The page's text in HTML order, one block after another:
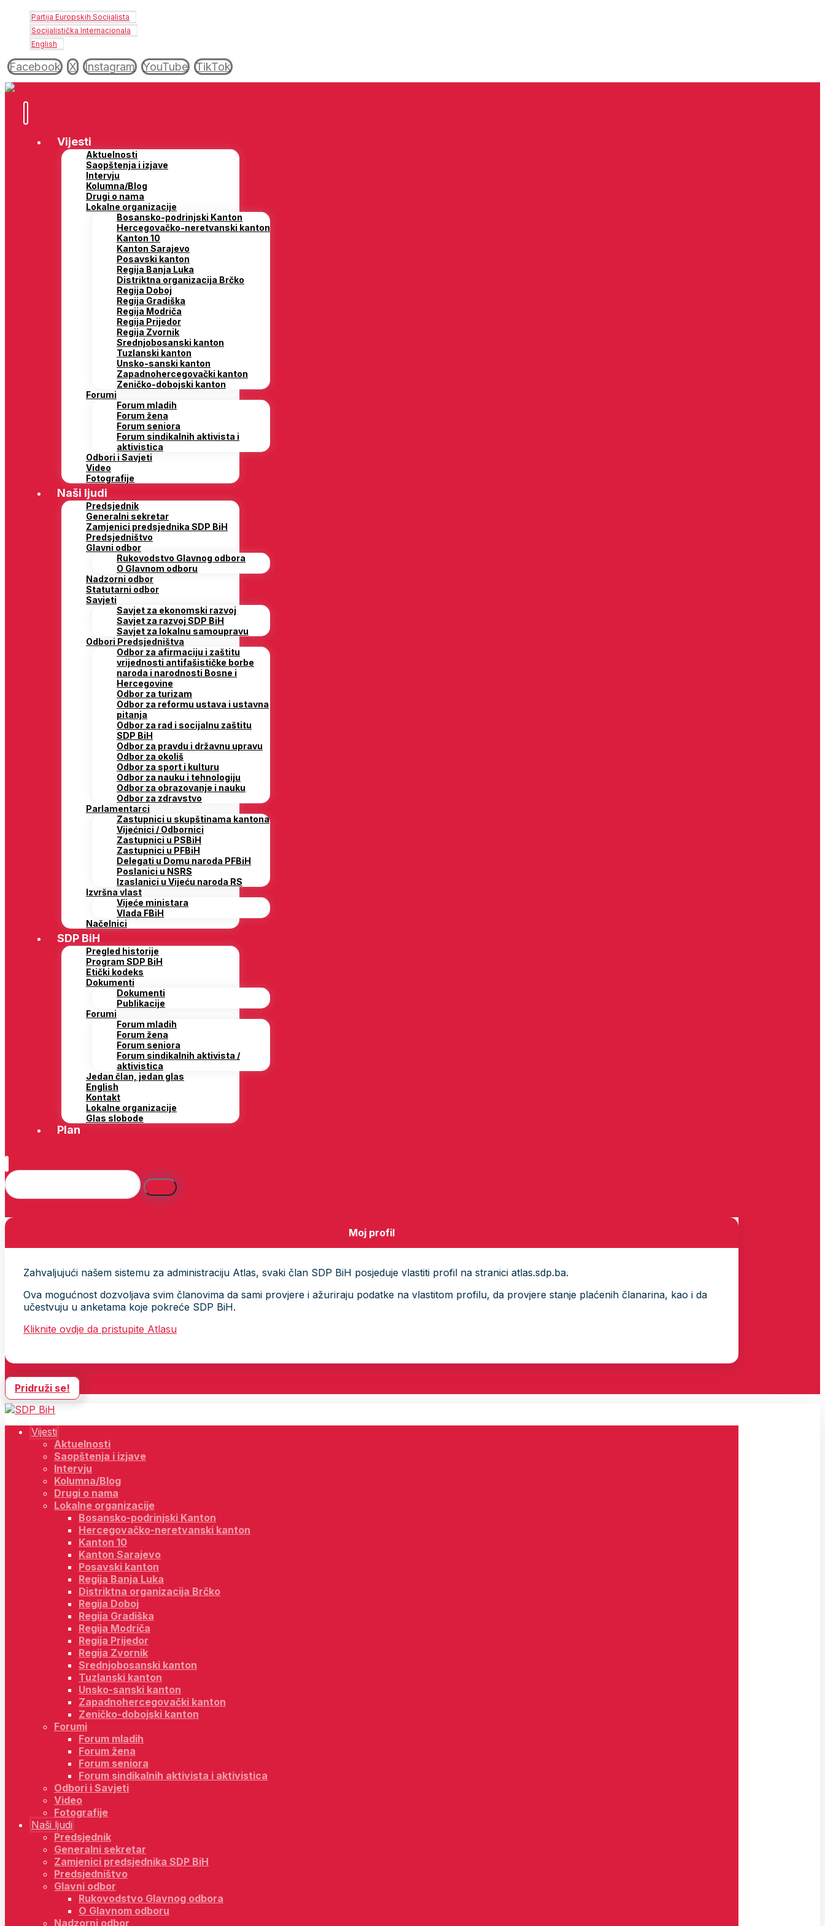
Partija Europskih Socijalista
Socijalistička Internacionala
English
Facebook X Instagram YouTube TikTok
Vijesti
Aktuelnosti
Saopštenja i izjave
Intervju
Kolumna/Blog
Drugi o nama
Lokalne organizacije
Bosansko-podrinjski Kanton
Hercegovačko-neretvanski kanton
Kanton 10
Kanton Sarajevo
Posavski kanton
Regija Banja Luka
Distriktna organizacija Brčko
Regija Doboj
Regija Gradiška
Regija Modriča
Regija Prijedor
Regija Zvornik
Srednjobosanski kanton
Tuzlanski kanton
Unsko-sanski kanton
Zapadnohercegovački kanton
Zeničko-dobojski kanton
Forumi
Forum mladih
Forum žena
Forum seniora
Forum sindikalnih aktivista i
aktivistica
Odbori i Savjeti
Video
Fotografije
Naši ljudi
Predsjednik
Generalni sekretar
Zamjenici predsjednika SDP BiH
Predsjedništvo
Glavni odbor
Rukovodstvo Glavnog odbora
O Glavnom odboru
Nadzorni odbor
Statutarni odbor
Savjeti
Savjet za ekonomski razvoj
Savjet za razvoj SDP BiH
Savjet za lokalnu samoupravu
Odbori Predsjedništva
Odbor za afirmaciju i zaštitu
vrijednosti antifašističke borbe
naroda i narodnosti Bosne i
Hercegovine
Odbor za turizam
Odbor za reformu ustava i ustavna
pitanja
Odbor za rad i socijalnu zaštitu
SDP BiH
Odbor za pravdu i državnu upravu
Odbor za okoliš
Odbor za sport i kulturu
Odbor za nauku i tehnologiju
Odbor za obrazovanje i nauku
Odbor za zdravstvo
Parlamentarci
Zastupnici u skupštinama kantona
Vijećnici / Odbornici
Zastupnici u PSBiH
Zastupnici u PFBiH
Delegati u Domu naroda PFBiH
Poslanici u NSRS
Izaslanici u Vijeću naroda RS
Izvršna vlast
Vijeće ministara
Vlada FBiH
Načelnici
SDP BiH
Pregled historije
Program SDP BiH
Etički kodeks
Dokumenti
Dokumenti
Publikacije
Forumi
Forum mladih
Forum žena
Forum seniora
Forum sindikalnih aktivista /
aktivistica
Jedan član, jedan glas
English
Kontakt
Lokalne organizacije
Glas slobode
Plan
Moj profil
Zahvaljujući našem sistemu za administraciju Atlas, svaki član SDP BiH posjeduje vlastiti profil na stranici atlas.sdp.ba.
Ova mogućnost dozvoljava svim članovima da sami provjere i ažuriraju podatke na vlastitom profilu, da provjere stanje plaćenih članarina, kao i da
učestvuju u anketama koje pokreće SDP BiH.
Kliknite ovdje da pristupite Atlasu
Pridruži se!
Vijesti
Aktuelnosti
Saopštenja i izjave
Intervju
Kolumna/Blog
Drugi o nama
Lokalne organizacije
Bosansko-podrinjski Kanton
Hercegovačko-neretvanski kanton
Kanton 10
Kanton Sarajevo
Posavski kanton
Regija Banja Luka
Distriktna organizacija Brčko
Regija Doboj
Regija Gradiška
Regija Modriča
Regija Prijedor
Regija Zvornik
Srednjobosanski kanton
Tuzlanski kanton
Unsko-sanski kanton
Zapadnohercegovački kanton
Zeničko-dobojski kanton
Forumi
Forum mladih
Forum žena
Forum seniora
Forum sindikalnih aktivista i aktivistica
Odbori i Savjeti
Video
Fotografije
Naši ljudi
Predsjednik
Generalni sekretar
Zamjenici predsjednika SDP BiH
Predsjedništvo
Glavni odbor
Rukovodstvo Glavnog odbora
O Glavnom odboru
Nadzorni odbor